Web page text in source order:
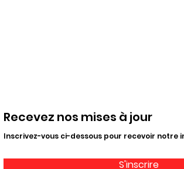
Recevez nos mises à jour
Inscrivez-vous ci-dessous pour recevoir notre
S'inscrire